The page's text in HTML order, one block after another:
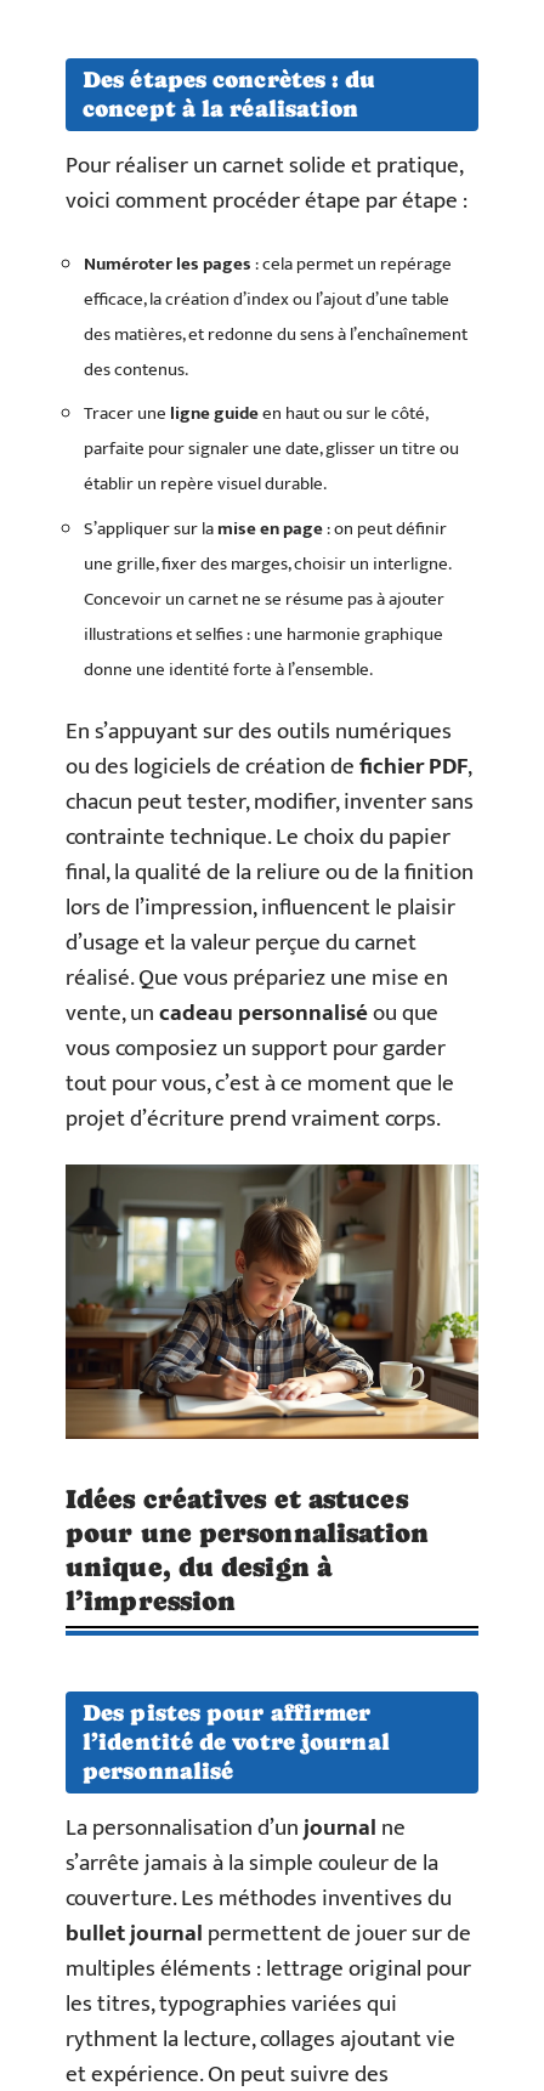
Des étapes concrètes : du
concept à la réalisation
Pour réaliser un carnet solide et pratique,
voici comment procéder étape par étape :
Numéroter les pages: cela permet un repérage
efficace, la création d’index ou l’ajout d’une table
des matières, et redonne du sens à l’enchaînement
des contenus.
Tracer une ligne guideen haut ou sur le côté,
parfaite pour signaler une date, glisser un titre ou
établir un repère visuel durable.
S’appliquer sur lamise en page: on peut définir
une grille, fixer des marges, choisir un interligne.
Concevoir un carnet ne se résume pas à ajouter
illustrations et selfies : une harmonie graphique
donne une identité forte à l’ensemble.
En s’appuyant sur des outils numériques
ou des logiciels de création defichier PDF,
chacun peut tester, modifier, inventer sans
contrainte technique. Le choix du papier
final, la qualité de la reliure ou de la finition
lors de l’impression, influencent le plaisir
d’usage et la valeur perçue du carnet
réalisé. Que vous prépariez une mise en
vente, uncadeau personnaliséou que
vous composiez un support pour garder
tout pour vous, c’est à ce moment que le
projet d’écriture prend vraiment corps.
Idées créatives et astuces
pour une personnalisation
unique, du design à
l’impression
Des pistes pour affirmer
l’identité de votre journal
personnalisé
La personnalisation d’unjournalne
s’arrête jamais à la simple couleur de la
couverture. Les méthodes inventives du
bullet journalpermettent de jouer sur de
multiples éléments : lettrage original pour
les titres, typographies variées qui
rythment la lecture, collages ajoutant vie
et expérience. On peut suivre des